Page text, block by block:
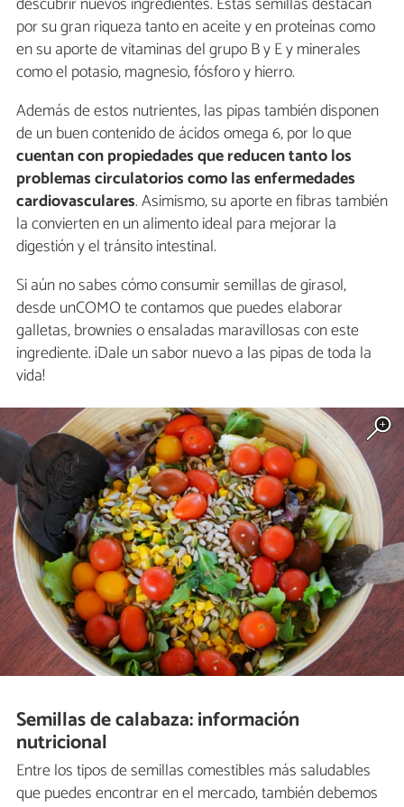
por su gran riqueza tanto en aceite y en proteínas como
en su aporte de vitaminas del grupo B y E y minerales
como el potasio, magnesio, fósforo y hierro.
Además de estos nutrientes, las pipas también disponen
de un buen contenido de ácidos omega 6, por lo que
cuentan con propiedades que reducen tanto los
problemas circulatorios como las enfermedades
cardiovasculares. Asimismo, su aporte en fibras también
la convierten en un alimento ideal para mejorar la
digestión y el tránsito intestinal.
Si aún no sabes cómo consumir semillas de girasol,
desde unCOMO te contamos que puedes elaborar
galletas, brownies o ensaladas maravillosas con este
ingrediente. ¡Dale un sabor nuevo a las pipas de toda la
vida!
Semillas de calabaza: información
nutricional
Entre los tipos de semillas comestibles más saludables
que puedes encontrar en el mercado, también debemos